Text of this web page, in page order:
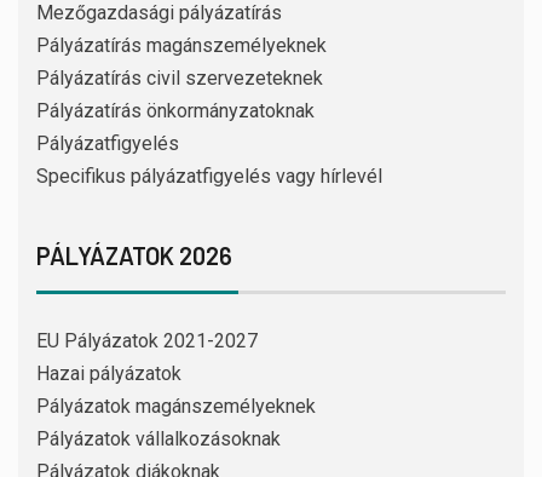
Mezőgazdasági pályázatírás
Pályázatírás magánszemélyeknek
Pályázatírás civil szervezeteknek
Pályázatírás önkormányzatoknak
Pályázatfigyelés
Specifikus pályázatfigyelés vagy hírlevél
PÁLYÁZATOK 2026
EU Pályázatok 2021-2027
Hazai pályázatok
Pályázatok magánszemélyeknek
Pályázatok vállalkozásoknak
Pályázatok diákoknak